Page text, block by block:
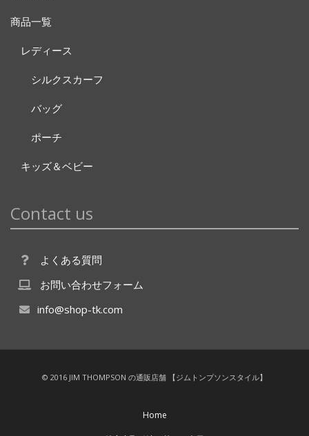
商品一覧
レディース
シルクスカーフ
バッグ
ポーチ
キッズ＆ベビー
Contact us
よくある質問
お問い合わせフォーム
info@shop-tk.com
© 2016 JIM THOMPSON の通販店舗 【ジムトンプソンスタイル】
Home